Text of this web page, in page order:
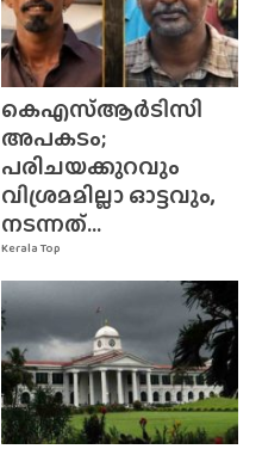
Kerala Top
കെഎസ്ആർടിസി
അപകടം;
പരിചയക്കുറവും
വിശ്രമമില്ലാ ഓട്ടവും,
നടന്നത്...